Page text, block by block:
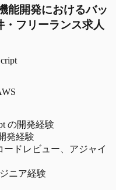
能開発におけるバッ
フリーランス求人
の開発経験
発経験
ードレビュー、アジャイ
ニア経験